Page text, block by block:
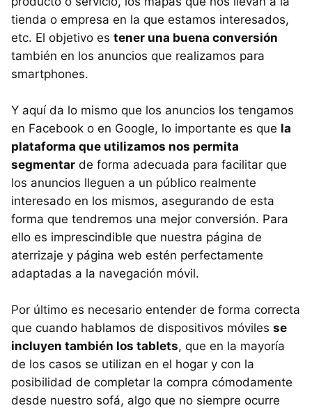
tienda o empresa en la que estamos interesados,
etc. El objetivo es tener una buena conversión
también en los anuncios que realizamos para
smartphones.
Y aquí da lo mismo que los anuncios los tengamos
en Facebook o en Google, lo importante es que la
plataforma que utilizamos nos permita
segmentar de forma adecuada para facilitar que
los anuncios lleguen a un público realmente
interesado en los mismos, asegurando de esta
forma que tendremos una mejor conversión. Para
ello es imprescindible que nuestra página de
aterrizaje y página web estén perfectamente
adaptadas a la navegación móvil.
Por último es necesario entender de forma correcta
que cuando hablamos de dispositivos móviles se
incluyen también los tablets, que en la mayoría
de los casos se utilizan en el hogar y con la
posibilidad de completar la compra cómodamente
desde nuestro sofá, algo que no siempre ocurre